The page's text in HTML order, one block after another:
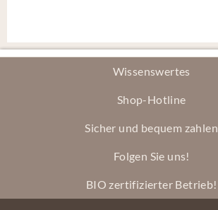
Wissenswertes
Shop-Hotline
Sicher und bequem zahlen
Folgen Sie uns!
BIO zertifizierter Betrieb!